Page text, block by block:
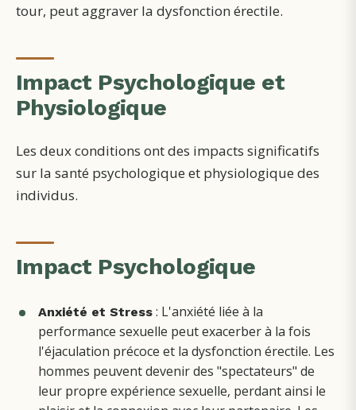
tour, peut aggraver la dysfonction érectile.
Impact Psychologique et
Physiologique
Les deux conditions ont des impacts significatifs
sur la santé psychologique et physiologique des
individus.
Impact Psychologique
Anxiété et Stress : L'anxiété liée à la
performance sexuelle peut exacerber à la fois
l'éjaculation précoce et la dysfonction érectile. Les
hommes peuvent devenir des "spectateurs" de
leur propre expérience sexuelle, perdant ainsi le